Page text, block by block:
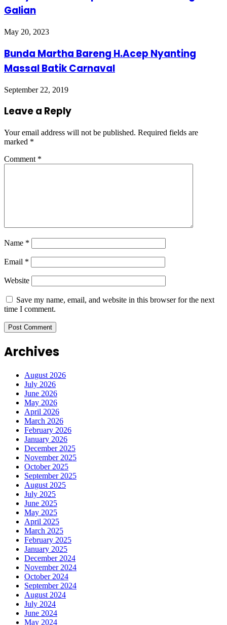
Galian
May 20, 2023
Bunda Martha Bareng H.Acep Nyanting
Massal Batik Carnaval
September 22, 2019
Leave a Reply
Your email address will not be published. Required fields are
marked *
Comment *
Name *
Email *
Website
Save my name, email, and website in this browser for the next
time I comment.
Archives
August 2026
July 2026
June 2026
May 2026
April 2026
March 2026
February 2026
January 2026
December 2025
November 2025
October 2025
September 2025
August 2025
July 2025
June 2025
May 2025
April 2025
March 2025
February 2025
January 2025
December 2024
November 2024
October 2024
September 2024
August 2024
July 2024
June 2024
May 2024